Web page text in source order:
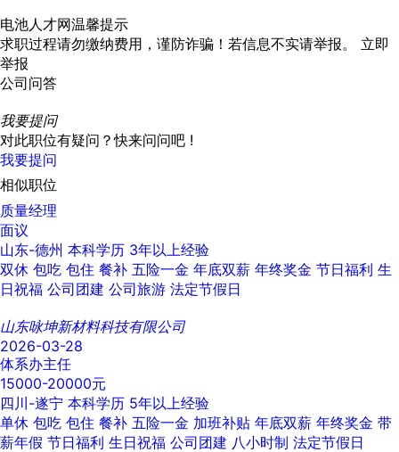
电池人才网温馨提示
求职过程请勿缴纳费用，谨防诈骗！若信息不实请举报。 立即
举报
公司问答
我要提问
对此职位有疑问？快来问问吧 !
我要提问
相似职位
质量经理
面议
山东-德州 本科学历 3年以上经验
双休 包吃 包住 餐补 五险一金 年底双薪 年终奖金 节日福利 生
日祝福 公司团建 公司旅游 法定节假日
山东咏坤新材料科技有限公司
2026-03-28
体系办主任
15000-20000元
四川-遂宁 本科学历 5年以上经验
单休 包吃 包住 餐补 五险一金 加班补贴 年底双薪 年终奖金 带
薪年假 节日福利 生日祝福 公司团建 八小时制 法定节假日